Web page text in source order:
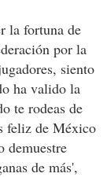
la fortuna de
por la
siento
ha valido la
te rodeas de
feliz de México
demuestre
de más',